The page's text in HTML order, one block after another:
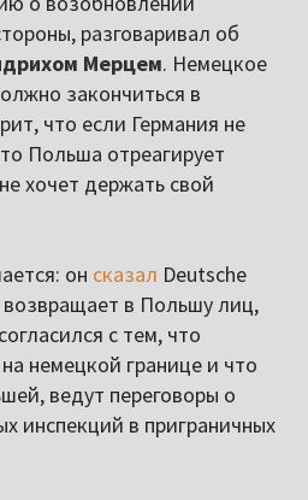
разговаривал об
Мерцем. Немецкое
закончиться в
что если Германия не
Польша отреагирует
хочет держать свой
он сказал Deutsche
возвращает в Польшу лиц,
с тем, что
немецкой границе и что
ведут переговоры о
инспекций в приграничных